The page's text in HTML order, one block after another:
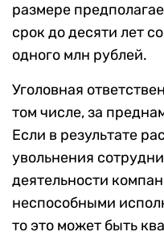
размере
срок до десяти лет
одного млн рублей.
Уголовная
том числе, за
Если в результате
увольнения
деятельности
неспособными
то это может быть